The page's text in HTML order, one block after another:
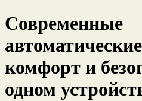
Современные
комфорт и
одном